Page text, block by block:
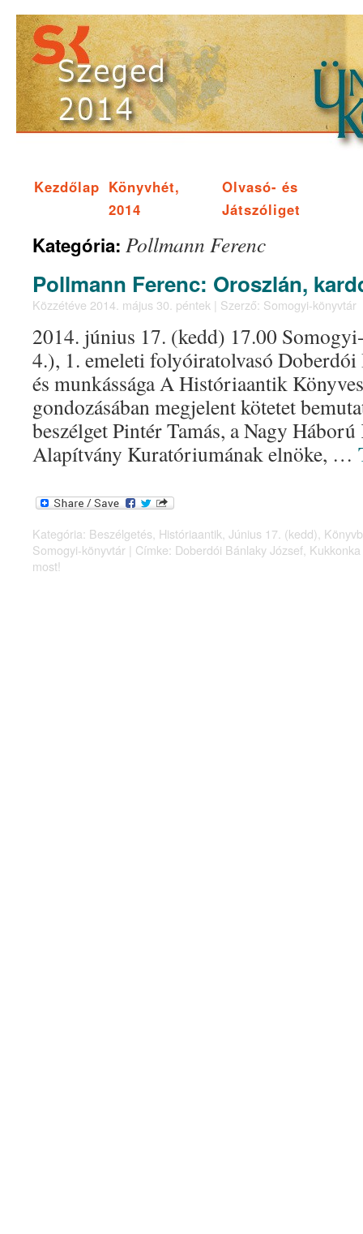
Kezdőlap Könyvhét,
2014
Olvasó- és
Játszóliget
Kategória: Pollmann Ferenc
Pollmann Ferenc: Oroszlán,
Közzétéve 2014. május 30. péntek | Szerző: Somogyi-könyvtár
2014. június 17. (kedd) 17.00
4.), 1. emeleti folyóiratolvasó Doberdói
és munkássága A Históriaantik
gondozásában megjelent kötetet
beszélget Pintér Tamás, a Nagy
Alapítvány Kuratóriumának elnöke, …
Kategória: Beszélgetés, Históriaantik, Június 17. (kedd),
Somogyi-könyvtár | Címke: Doberdói Bánlaky József,
most!